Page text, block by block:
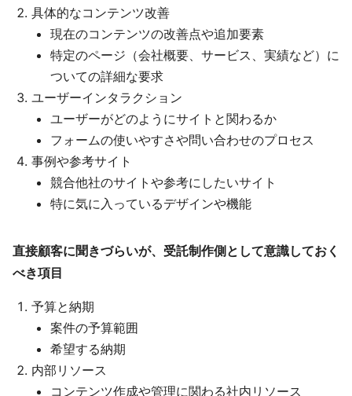
具体的なコンテンツ改善
現在のコンテンツの改善点や追加要素
特定のページ（会社概要、サービス、実績など）に
ついての詳細な要求
ユーザーインタラクション
ユーザーがどのようにサイトと関わるか
フォームの使いやすさや問い合わせのプロセス
事例や参考サイト
競合他社のサイトや参考にしたいサイト
特に気に入っているデザインや機能
直接顧客に聞きづらいが、受託制作側として意識しておく
べき項目
予算と納期
案件の予算範囲
希望する納期
内部リソース
コンテンツ作成や管理に関わる社内リソース